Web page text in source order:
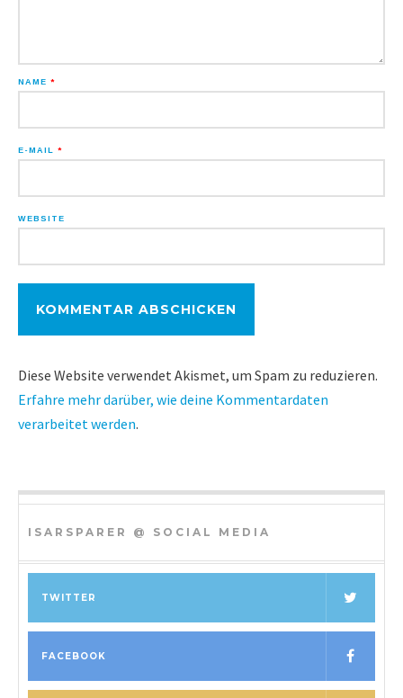
NAME *
E-MAIL *
WEBSITE
Diese Website verwendet Akismet, um Spam zu reduzieren.
Erfahre mehr darüber, wie deine Kommentardaten
verarbeitet werden.
ISARSPARER @ SOCIAL MEDIA
TWITTER
FACEBOOK